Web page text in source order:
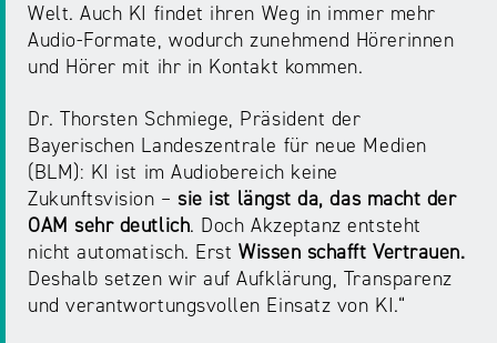
Audio
Desinformation
Medienvielfalt
am
Standort
NRW
Medienkarriere
NRW
Medienscouts
Convention
Medienversammlung
Preis
NRWision
Die
Kontakt
&
Anfahrt
Welt. Auch KI findet ihren Weg in immer mehr
Audio-Formate, wodurch zunehmend Hörerinnen
und Hörer mit ihr in Kontakt kommen.
Dr. Thorsten Schmiege, Präsident der
Bayerischen Landeszentrale für neue Medien
(BLM): KI ist im Audiobereich keine
Zukunftsvision –sie ist längst da, das macht der
OAM sehr deutlich. Doch Akzeptanz entsteht
nicht automatisch. Erst Wissen schafft Vertrauen.
Deshalb setzen wir auf Aufklärung, Transparenz
und verantwortungsvollen Einsatz von KI.“